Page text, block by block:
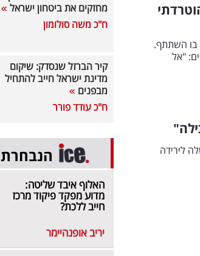
בו השתתף.
"אל
לירידה
מחזקים את ביטחון ישראל
ח"כ משה סולומון
קיר הברזל שנסדק: שיקום
מדינת ישראל חייב להתחיל
מבפנים
ח"כ עודד פורר
הנבחרת
האלוף איבד שליטה:
מדוע מפקד פיקוד מרכז
חייב ללכת?
יריב אופנהיימר